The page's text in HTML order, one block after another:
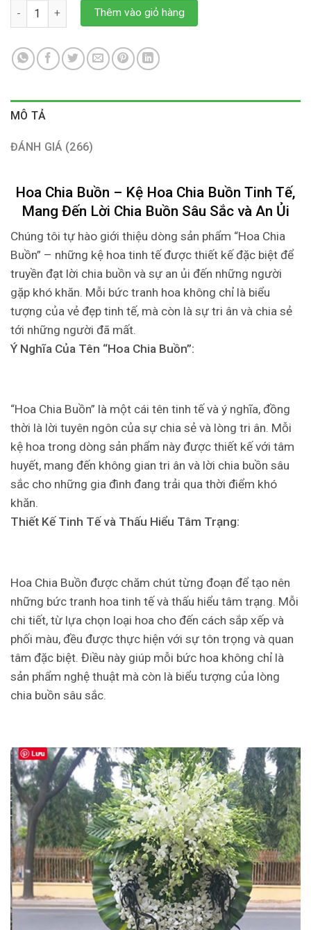
hoa chia buồn số lượngThêm vào giỏ hàng
MÔ TẢ
ĐÁNH GIÁ (266)
Hoa Chia Buồn – Kệ Hoa Chia Buồn Tinh Tế,
Mang Đến Lời Chia Buồn Sâu Sắc và An Ủi
Chúng tôi tự hào giới thiệu dòng sản phẩm “Hoa Chia
Buồn” – những kệ hoa tinh tế được thiết kế đặc biệt để
truyền đạt lời chia buồn và sự an ủi đến những người
gặp khó khăn. Mỗi bức tranh hoa không chỉ là biểu
tượng của vẻ đẹp tinh tế, mà còn là sự tri ân và chia sẻ
tới những người đã mất.
Ý Nghĩa Của Tên “Hoa Chia Buồn”:
“Hoa Chia Buồn” là một cái tên tinh tế và ý nghĩa, đồng
thời là lời tuyên ngôn của sự chia sẻ và lòng tri ân. Mỗi
kệ hoa trong dòng sản phẩm này được thiết kế với tâm
huyết, mang đến không gian tri ân và lời chia buồn sâu
sắc cho những gia đình đang trải qua thời điểm khó
khăn.
Thiết Kế Tinh Tế và Thấu Hiểu Tâm Trạng:
Hoa Chia Buồn được chăm chút từng đoạn để tạo nên
những bức tranh hoa tinh tế và thấu hiểu tâm trạng. Mỗi
chi tiết, từ lựa chọn loại hoa cho đến cách sắp xếp và
phối màu, đều được thực hiện với sự tôn trọng và quan
tâm đặc biệt. Điều này giúp mỗi bức hoa không chỉ là
sản phẩm nghệ thuật mà còn là biểu tượng của lòng
chia buồn sâu sắc.